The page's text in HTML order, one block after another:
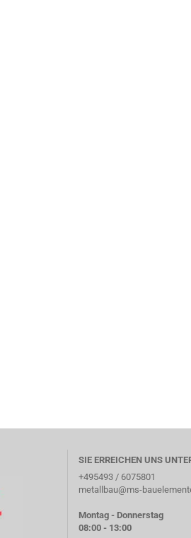
SIE ERREICHEN UNS
+495493 / 6075801
metallbau@ms-
Montag - Donnerstag
08:00 - 13:00